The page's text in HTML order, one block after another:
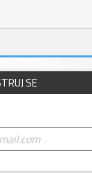
SE